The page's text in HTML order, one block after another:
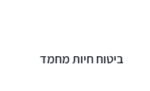
ביטוח חיות מחמד